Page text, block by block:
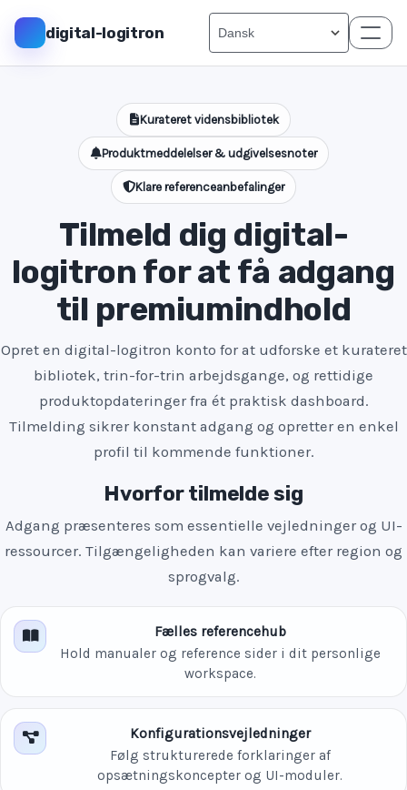
digital-logitron
Kurateret vidensbibliotek
Produktmeddelelser & udgivelsesnoter
Klare referenceanbefalinger
Tilmeld dig digital-
logitron for at få adgang
til premiumindhold
Opret en digital-logitron konto for at udforske et kurateret
bibliotek, trin-for-trin arbejdsgange, og rettidige
produktopdateringer fra ét praktisk dashboard.
Tilmelding sikrer konstant adgang og opretter en enkel
profil til kommende funktioner.
Hvorfor tilmelde sig
Adgang præsenteres som essentielle vejledninger og UI-
ressourcer. Tilgængeligheden kan variere efter region og
sprogvalg.
Fælles referencehub
Hold manualer og reference sider i dit personlige
workspace.
Konfigurationsvejledninger
Følg strukturerede forklaringer af
opsætningskoncepter og UI-moduler.